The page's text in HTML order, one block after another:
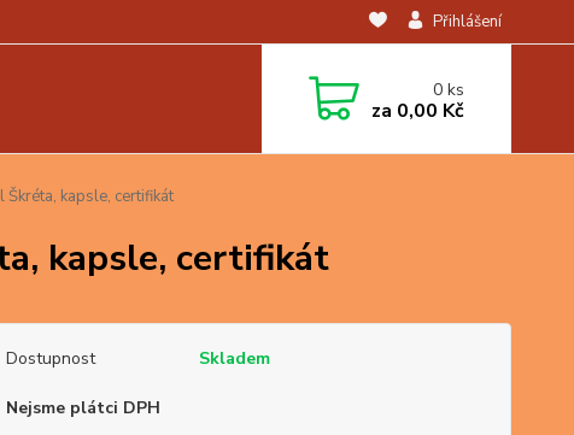
Přihlášení
0ks
za 0,00 Kč
kapsle, certifikát
kapsle, certifikát
Dostupnost Skladem
Nejsme plátci DPH